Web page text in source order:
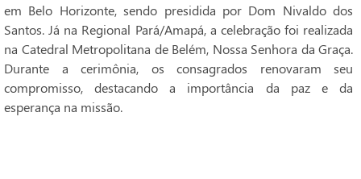
em Belo Horizonte, sendo presidida por Dom Nivaldo dos
Santos. Já na Regional Pará/Amapá, a celebração foi realizada
na Catedral Metropolitana de Belém, Nossa Senhora da Graça.
Durante a cerimônia, os consagrados renovaram seu
compromisso, destacando a importância da paz e da
esperança na missão.